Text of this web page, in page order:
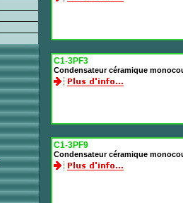
C1-3PF3
Condensateur céramique
C1-3PF9
Condensateur céramique